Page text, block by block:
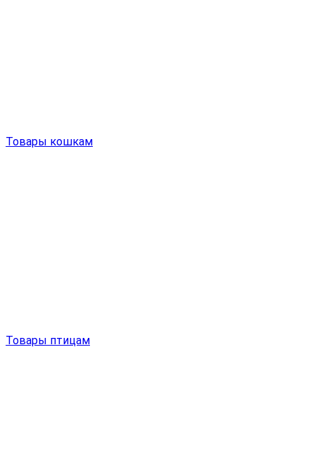
Товары кошкам
Товары птицам